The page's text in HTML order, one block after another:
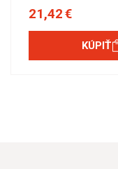
21,42 €
KÚPIŤ